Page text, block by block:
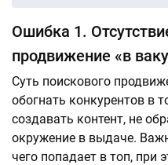
Ошибка 1.
продвижение «в
Суть поискового
обогнать конкурентов в
создавать контент, не
окружение в выдаче.
чего попадает в топ, при